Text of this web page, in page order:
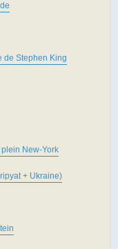
de Stephen King
New-York
+ Ukraine)